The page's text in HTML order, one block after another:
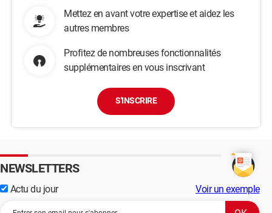
Mettez en avant votre expertise et aidez les
autres membres
Profitez de nombreuses fonctionnalités
supplémentaires en vous inscrivant
S'INSCRIRE
NEWSLETTERS
Actu du jour Voir un exemple